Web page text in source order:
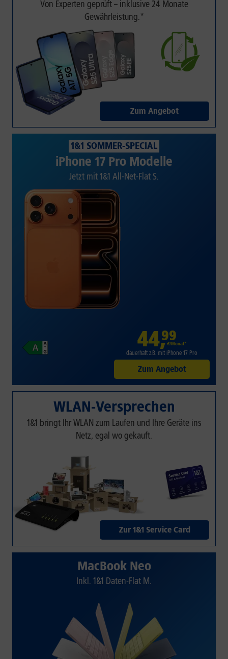
Von Experten geprüft – inklusive 24 Monate
Gewährleistung.*
Zum Angebot
1&1 SOMMER-SPECIAL
iPhone 17 Pro Modelle
Jetzt mit 1&1 All-Net-Flat S.
44,99
€/Monat*
dauerhaft z.B. mit iPhone 17 Pro
Zum Angebot
WLAN-Versprechen
1&1 bringt Ihr WLAN zum Laufen und Ihre Geräte ins
Netz, egal wo gekauft.
Zur 1&1 Service Card
MacBook Neo
Inkl. 1&1 Daten-Flat M.